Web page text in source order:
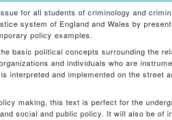
for all students of criminology and
system of England and Wales by
policy examples.
basic political concepts surrounding the
and individuals who are
interpreted and implemented on the street
making, this text is perfect for the
social and public policy. It will also be of